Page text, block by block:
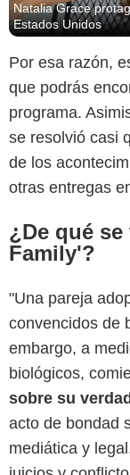
Natalia Grace
Estados Unidos
Por esa razón,
que podrás
programa.
se resolvió casi
de los
otras entregas
¿De qué
Family'?
"Una pareja
convencidos de
embargo, a
biológicos,
sobre su
acto de bondad
mediática y